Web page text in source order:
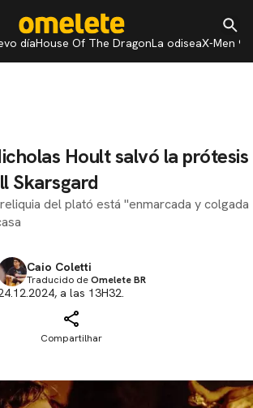
díaHouse Of The DragonLa odiseaX-Men 97
Hoult salvó la prótesis
Skarsgard
del plató está "enmarcada y colgada
Caio Coletti
Traducido deOmelete BR
a las 13H32.
Compartilhar